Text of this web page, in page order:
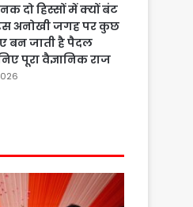
दो हिस्सों में क्यों बंट
अनोखी जगह पर कुछ
बन जाती है पैदल
पूरा वैज्ञानिक राज